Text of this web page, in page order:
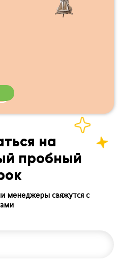
на
пробный
менеджеры свяжутся с